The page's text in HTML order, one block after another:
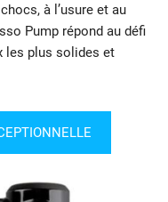
à l’usure et au
Pump répond au défi
les plus solides et